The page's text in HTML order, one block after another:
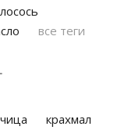
лосось
все теги
крахмал